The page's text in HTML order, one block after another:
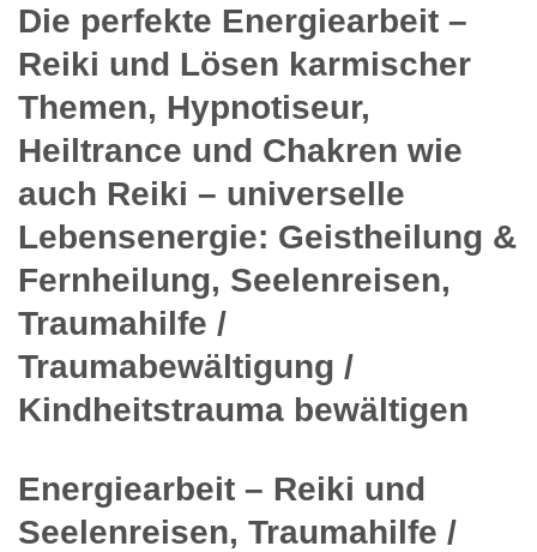
Die perfekte Energiearbeit –
Reiki und Lösen karmischer
Themen, Hypnotiseur,
Heiltrance und Chakren wie
auch Reiki – universelle
Lebensenergie: Geistheilung &
Fernheilung, Seelenreisen,
Traumahilfe /
Traumabewältigung /
Kindheitstrauma bewältigen
Energiearbeit – Reiki und
Seelenreisen, Traumahilfe /